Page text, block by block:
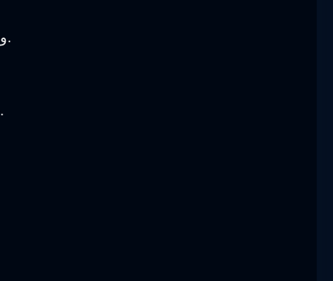
وستجد أن من أكثر الأنشطة التي تستطيع ممارستها في هذه المدينة البديعة, هو ركوب الخيل بين الحقول الخضراء والطبيعة.
مناسب وخلاب طول العام.